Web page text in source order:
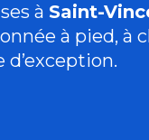
à Saint-
à pied, à